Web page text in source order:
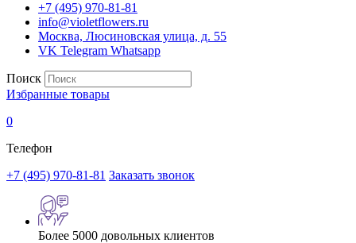
+7 (495) 970-81-81
info@violetflowers.ru
Москва, Люсиновская улица, д. 55
VK Telegram Whatsapp
Поиск
Избранные товары
0
Телефон
+7 (495) 970-81-81 Заказать звонок
Более 5000 довольных клиентов